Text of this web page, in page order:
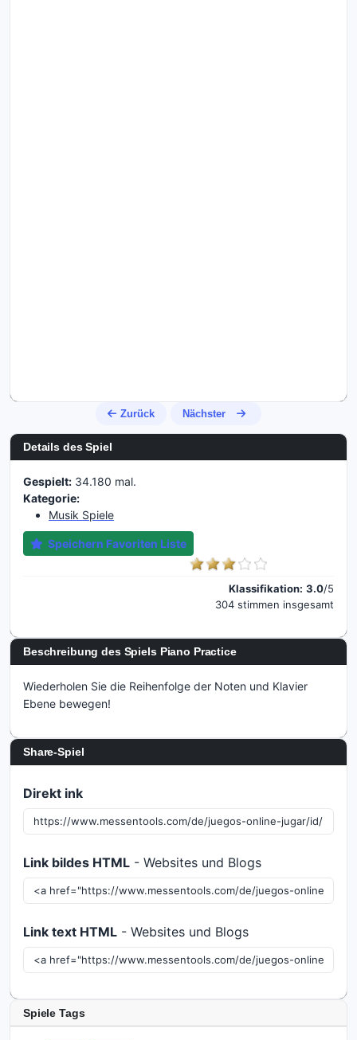
Zurück Nächster
Details des Spiel
Gespielt: 34.180 mal.
Kategorie:
Musik Spiele
Speichern Favoriten Liste
Klassifikation: 3.0/5
304 stimmen insgesamt
Beschreibung des Spiels Piano Practice
Wiederholen Sie die Reihenfolge der Noten und Klavier
Ebene bewegen!
Share-Spiel
Direkt ink
Link bildes HTML - Websites und Blogs
Link text HTML - Websites und Blogs
Spiele Tags